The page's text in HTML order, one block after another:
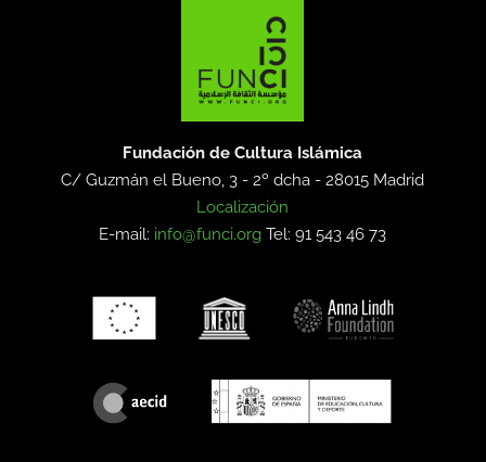
Fundación de Cultura Islámica
C/ Guzmán el Bueno, 3 - 2º dcha -28015 Madrid
Localización
E-mail: info@funci.org Tel: 91 543 46 73